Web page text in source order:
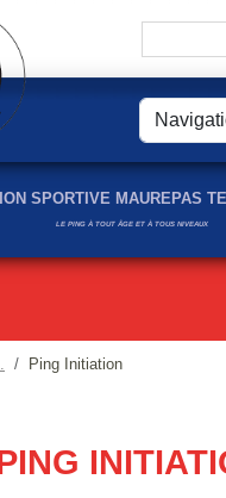
SPORTIVE MAUREPAS
LE PING À TOUT ÂGE ET À TOUS NIVEAUX
Ping Initiation
des cookies